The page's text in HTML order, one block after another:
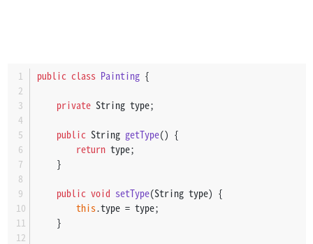
public class Painting {
private String type;
public String getType() {
return type;
    }
public void setType(String type) {
this.type = type;
    }